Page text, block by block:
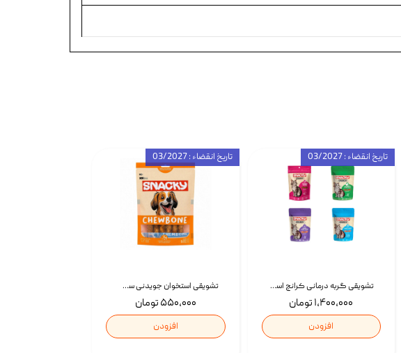
تشویقی استخوان جویدنی سگ اسنکی کرانچی با طعم مرغ Snacky Crunchy Munchy وزن 100 گرم
۵۵۰,۰۰۰ تومان
افزودن
تاریخ انقضاء : 03/2027
تشویقی گربه درمانی کرانچ اسنکی با طعم میکس Snacky Crunch Cat Treats وزن 60 گرم بسته 4 عددی
۱,۴۰۰,۰۰۰ تومان
افزودن
تاریخ انقضاء : 03/2027